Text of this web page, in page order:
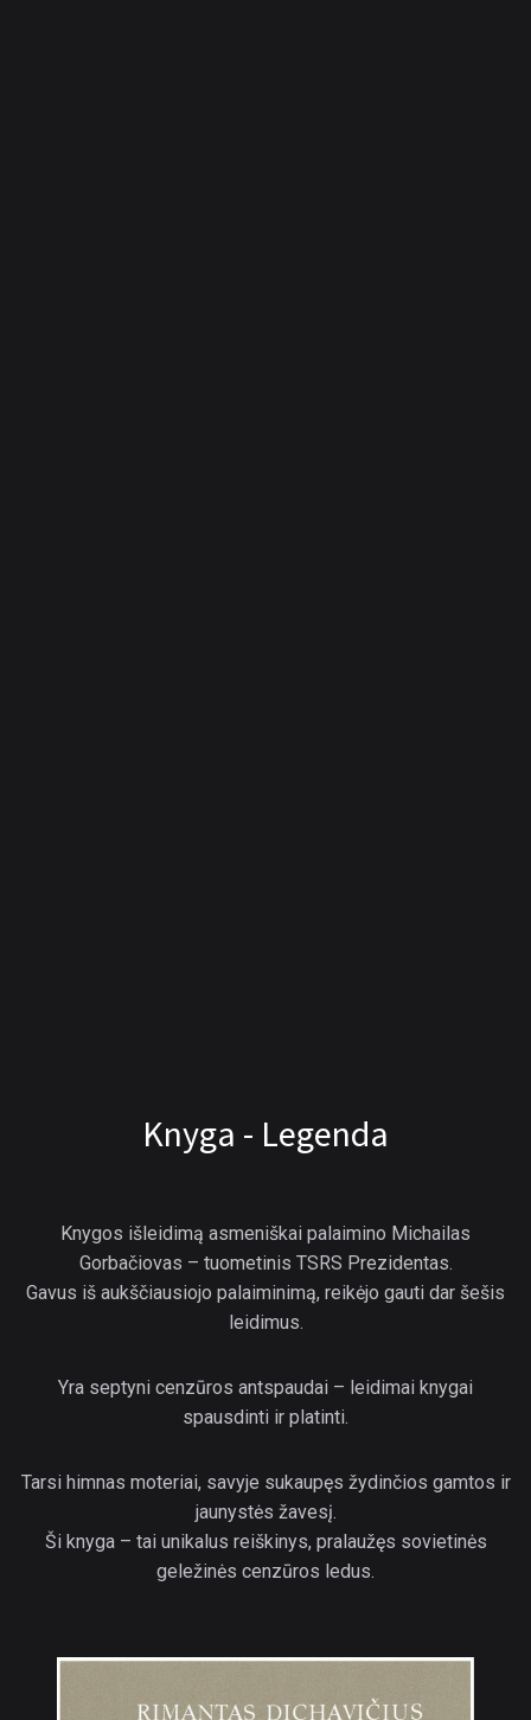
Knyga - Legenda
Knygos išleidimą asmeniškai palaimino Michailas
Gorbačiovas – tuometinis TSRS Prezidentas.
Gavus iš aukščiausiojo palaiminimą, reikėjo gauti dar šešis
leidimus.
Yra septyni cenzūros antspaudai – leidimai knygai
spausdinti ir platinti.
Tarsi himnas moteriai, savyje sukaupęs žydinčios gamtos ir
jaunystės žavesį.
Ši knyga – tai unikalus reiškinys, pralaužęs sovietinės
geležinės cenzūros ledus.